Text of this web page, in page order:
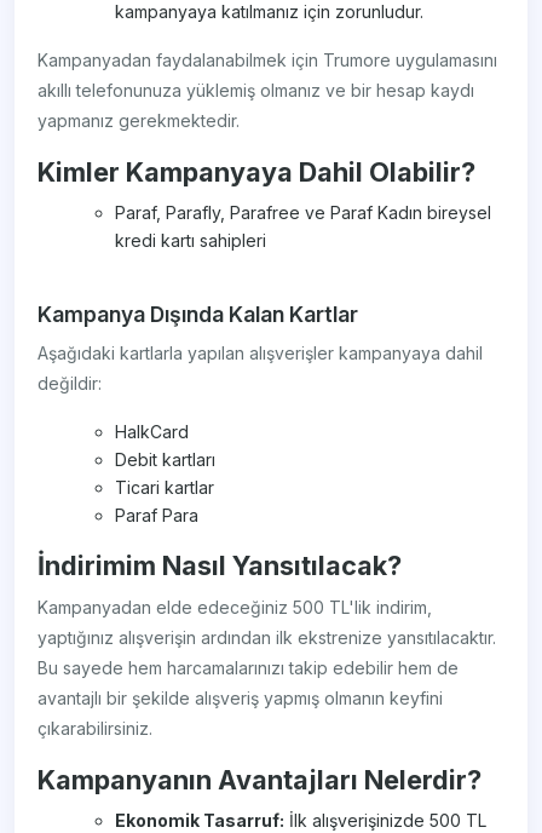
kampanyaya katılmanız için zorunludur.
Kampanyadan faydalanabilmek için Trumore uygulamasını
akıllı telefonunuza yüklemiş olmanız ve bir hesap kaydı
yapmanız gerekmektedir.
Kimler Kampanyaya Dahil Olabilir?
Paraf, Parafly, Parafree ve Paraf Kadın bireysel
kredi kartı sahipleri
Kampanya Dışında Kalan Kartlar
Aşağıdaki kartlarla yapılan alışverişler kampanyaya dahil
değildir:
HalkCard
Debit kartları
Ticari kartlar
Paraf Para
İndirimim Nasıl Yansıtılacak?
Kampanyadan elde edeceğiniz 500 TL'lik indirim,
yaptığınız alışverişin ardından ilk ekstrenize yansıtılacaktır.
Bu sayede hem harcamalarınızı takip edebilir hem de
avantajlı bir şekilde alışveriş yapmış olmanın keyfini
çıkarabilirsiniz.
Kampanyanın Avantajları Nelerdir?
Ekonomik Tasarruf: İlk alışverişinizde 500 TL